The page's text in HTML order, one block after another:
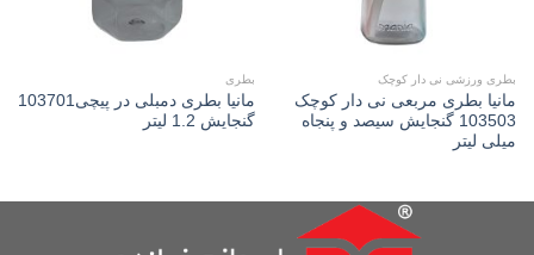
بطری ورزشی نی دار کوچک
مانیا بطری مربعی نی دار کوچک
103503 گنجایش سیصد و پنجاه
میلی لیتر
بطری
مانیا بطری دمبلی در پیچی103701
گنجایش 1.2 لیتر